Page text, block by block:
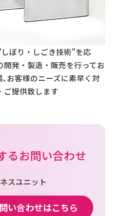
ぼり・しごき技術"を応
発・製造・販売を行ってお
お客様のニーズに素早く対
ご提供致します
るお問い合わせ
スユニット
い合わせはこちら